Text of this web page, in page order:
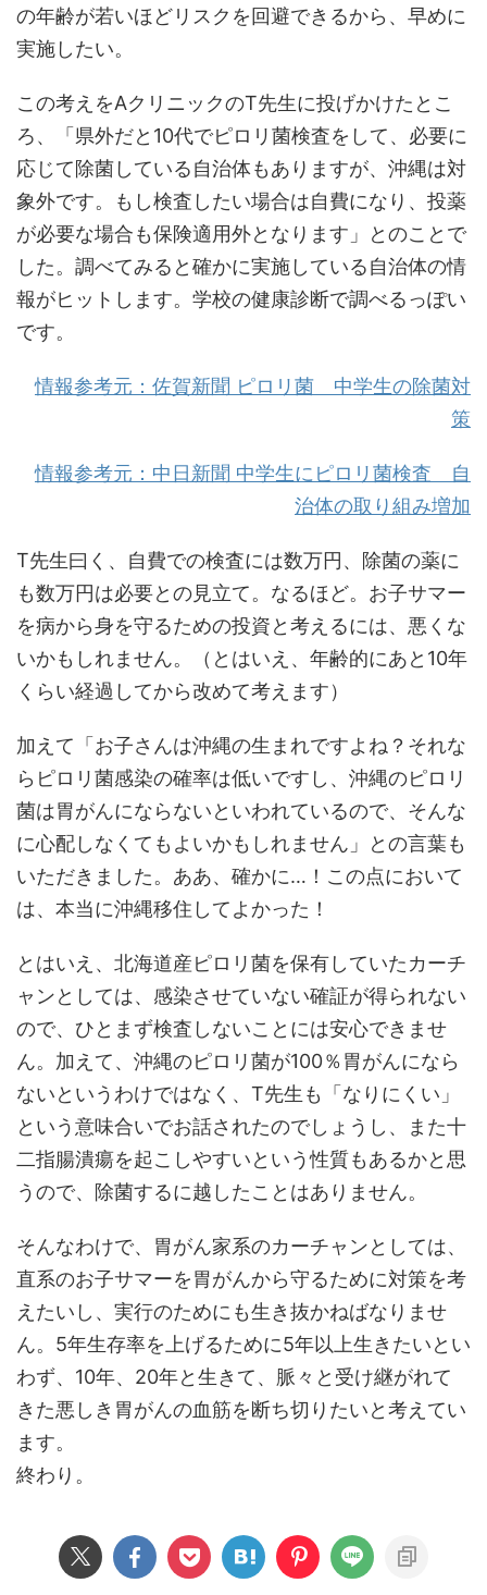
の年齢が若いほどリスクを回避できるから、早めに
実施したい。
この考えをAクリニックのT先生に投げかけたとこ
ろ、「県外だと10代でピロリ菌検査をして、必要に
応じて除菌している自治体もありますが、沖縄は対
象外です。もし検査したい場合は自費になり、投薬
が必要な場合も保険適用外となります」とのことで
した。調べてみると確かに実施している自治体の情
報がヒットします。学校の健康診断で調べるっぽい
です。
情報参考元：佐賀新聞 ピロリ菌 中学生の除菌対
策
情報参考元：中日新聞 中学生にピロリ菌検査 自
治体の取り組み増加
T先生曰く、自費での検査には数万円、除菌の薬に
も数万円は必要との見立て。なるほど。お子サマー
を病から身を守るための投資と考えるには、悪くな
いかもしれません。（とはいえ、年齢的にあと10年
くらい経過してから改めて考えます）
加えて「お子さんは沖縄の生まれですよね？それな
らピロリ菌感染の確率は低いですし、沖縄のピロリ
菌は胃がんにならないといわれているので、そんな
に心配しなくてもよいかもしれません」との言葉も
いただきました。ああ、確かに…！この点において
は、本当に沖縄移住してよかった！
とはいえ、北海道産ピロリ菌を保有していたカーチ
ャンとしては、感染させていない確証が得られない
ので、ひとまず検査しないことには安心できませ
ん。加えて、沖縄のピロリ菌が100％胃がんになら
ないというわけではなく、T先生も「なりにくい」
という意味合いでお話されたのでしょうし、また十
二指腸潰瘍を起こしやすいという性質もあるかと思
うので、除菌するに越したことはありません。
そんなわけで、胃がん家系のカーチャンとしては、
直系のお子サマーを胃がんから守るために対策を考
えたいし、実行のためにも生き抜かねばなりませ
ん。5年生存率を上げるために5年以上生きたいとい
わず、10年、20年と生きて、脈々と受け継がれて
きた悪しき胃がんの血筋を断ち切りたいと考えてい
ます。
終わり。